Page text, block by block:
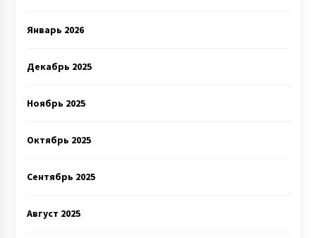
Январь 2026
Декабрь 2025
Ноябрь 2025
Октябрь 2025
Сентябрь 2025
Август 2025